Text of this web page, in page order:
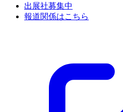
出展社募集中
報道関係はこちら